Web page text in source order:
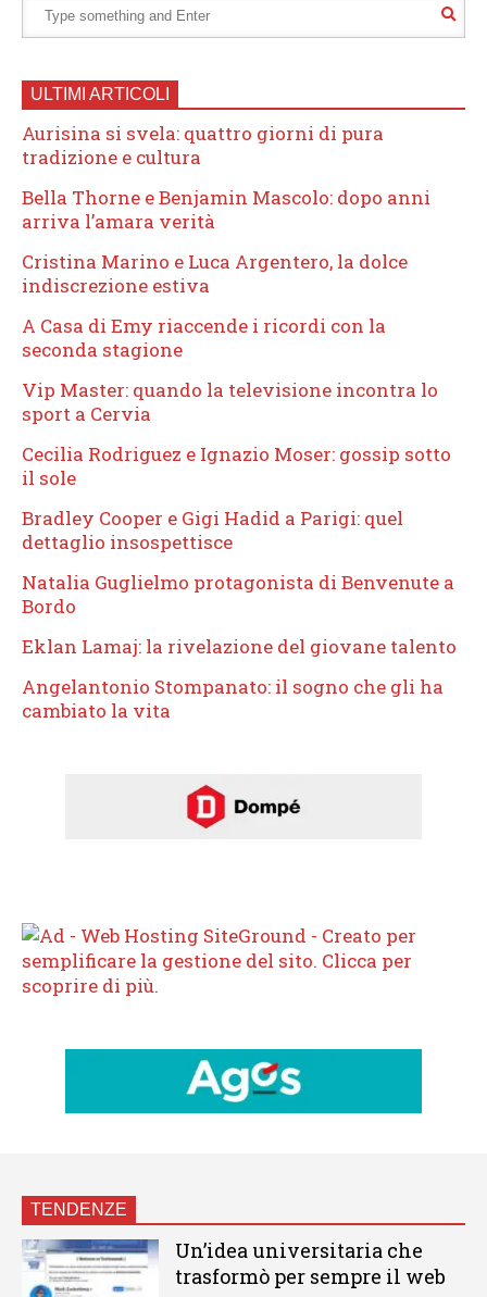
ULTIMI ARTICOLI
Aurisina si svela: quattro giorni di pura
tradizione e cultura
Bella Thorne e Benjamin Mascolo: dopo anni
arriva l’amara verità
Cristina Marino e Luca Argentero, la dolce
indiscrezione estiva
A Casa di Emy riaccende i ricordi con la
seconda stagione
Vip Master: quando la televisione incontra lo
sport a Cervia
Cecilia Rodriguez e Ignazio Moser: gossip sotto
il sole
Bradley Cooper e Gigi Hadid a Parigi: quel
dettaglio insospettisce
Natalia Guglielmo protagonista di Benvenute a
Bordo
Eklan Lamaj: la rivelazione del giovane talento
Angelantonio Stompanato: il sogno che gli ha
cambiato la vita
TENDENZE
Un’idea universitaria che
trasformò per sempre il web